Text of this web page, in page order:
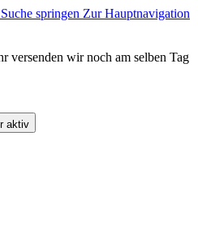
springen Zur Hauptnavigation
versenden wir noch am selben Tag
aktiv